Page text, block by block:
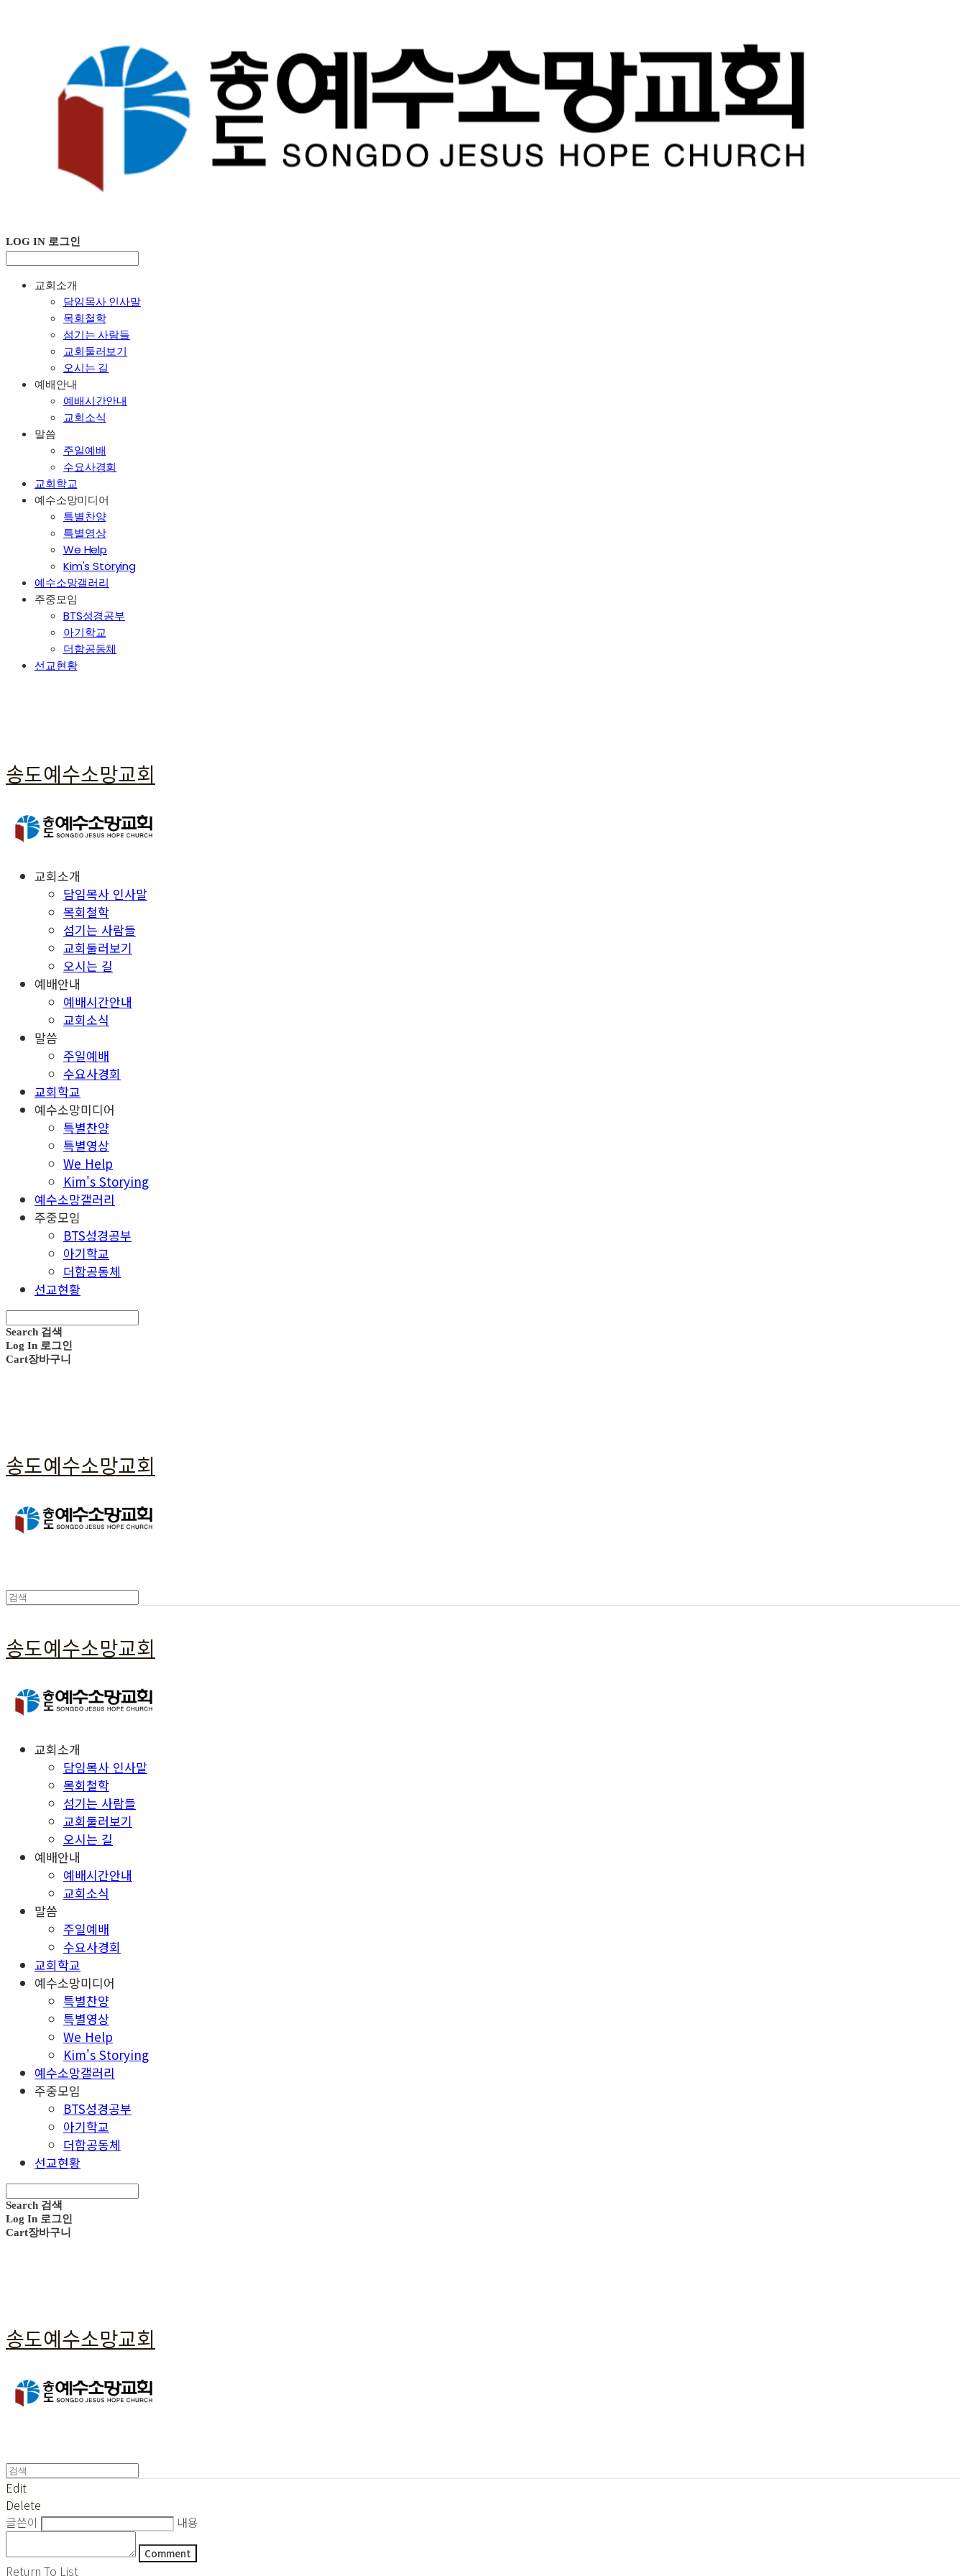
LOG IN 로그인
교회소개
담임목사 인사말
목회철학
섬기는 사람들
교회둘러보기
오시는 길
예배안내
예배시간안내
교회소식
말씀
주일예배
수요사경회
교회학교
예수소망미디어
특별찬양
특별영상
We Help
Kim's Storying
예수소망갤러리
주중모임
BTS성경공부
아기학교
더함공동체
선교현황
송도예수소망교회
교회소개
담임목사 인사말
목회철학
섬기는 사람들
교회둘러보기
오시는 길
예배안내
예배시간안내
교회소식
말씀
주일예배
수요사경회
교회학교
예수소망미디어
특별찬양
특별영상
We Help
Kim's Storying
예수소망갤러리
주중모임
BTS성경공부
아기학교
더함공동체
선교현황
Search 검색
Log In 로그인
Cart장바구니
송도예수소망교회
송도예수소망교회
교회소개
담임목사 인사말
목회철학
섬기는 사람들
교회둘러보기
오시는 길
예배안내
예배시간안내
교회소식
말씀
주일예배
수요사경회
교회학교
예수소망미디어
특별찬양
특별영상
We Help
Kim's Storying
예수소망갤러리
주중모임
BTS성경공부
아기학교
더함공동체
선교현황
Search 검색
Log In 로그인
Cart장바구니
송도예수소망교회
Edit
Delete
글쓴이
내용
Comment
Return To List